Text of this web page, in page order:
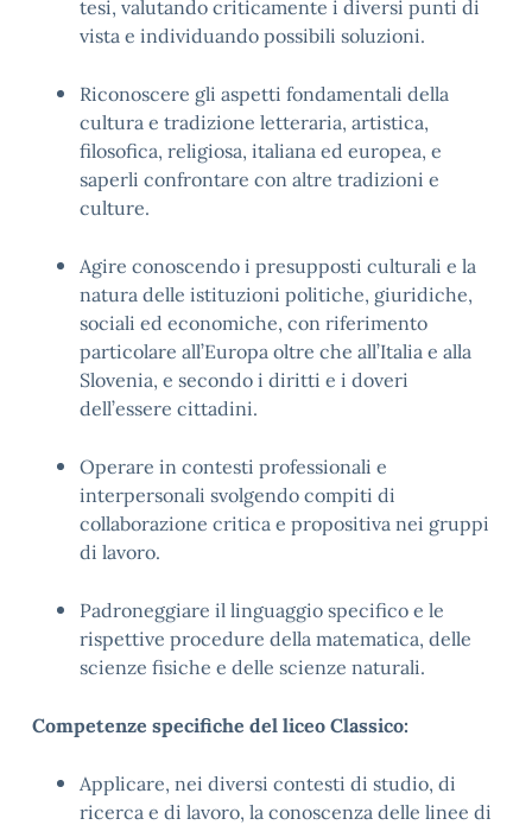
tesi, valutando criticamente i diversi punti di
vista e individuando possibili soluzioni.
Riconoscere gli aspetti fondamentali della
cultura e tradizione letteraria, artistica,
filosofica, religiosa, italiana ed europea, e
saperli confrontare con altre tradizioni e
culture.
Agire conoscendo i presupposti culturali e la
natura delle istituzioni politiche, giuridiche,
sociali ed economiche, con riferimento
particolare all’Europa oltre che all’Italia e alla
Slovenia, e secondo i diritti e i doveri
dell’essere cittadini.
Operare in contesti professionali e
interpersonali svolgendo compiti di
collaborazione critica e propositiva nei gruppi
di lavoro.
Padroneggiare il linguaggio specifico e le
rispettive procedure della matematica, delle
scienze fisiche e delle scienze naturali.
Competenze specifiche del liceo Classico:
Applicare, nei diversi contesti di studio, di
ricerca e di lavoro, la conoscenza delle linee di